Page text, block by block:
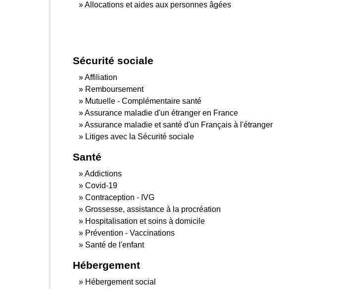
Allocations et aides aux personnes âgées
Sécurité sociale
Affiliation
Remboursement
Mutuelle - Complémentaire santé
Assurance maladie d'un étranger en France
Assurance maladie et santé d'un Français à l'étranger
Litiges avec la Sécurité sociale
Santé
Addictions
Covid-19
Contraception - IVG
Grossesse, assistance à la procréation
Hospitalisation et soins à domicile
Prévention - Vaccinations
Santé de l'enfant
Hébergement
Hébergement social